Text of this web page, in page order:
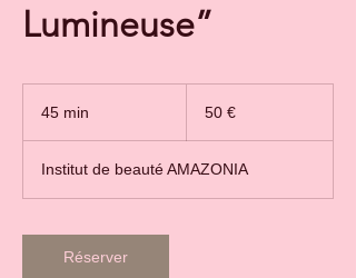
Lumineuse”
45 min
n
50 €
Institut de beauté AMAZONIA
Réserver